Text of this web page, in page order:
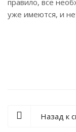
правило, все
уже имеются, и
Назад к